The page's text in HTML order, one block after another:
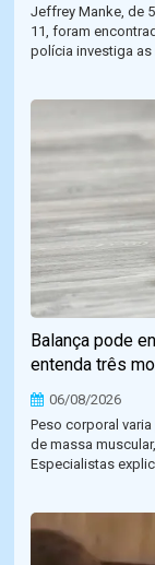
Jeffrey Manke, de
11, foram
polícia investiga as
Balança pode
entenda três
06/08/2026
Peso corporal
de massa
Especialistas